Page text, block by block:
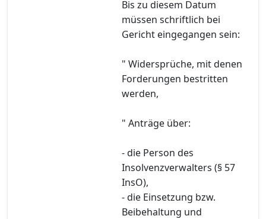
Bis zu diesem Datum
müssen schriftlich bei
Gericht eingegangen sein:
" Widersprüche, mit denen
Forderungen bestritten
werden,
" Anträge über:
- die Person des
Insolvenzverwalters (§ 57
InsO),
- die Einsetzung bzw.
Beibehaltung und